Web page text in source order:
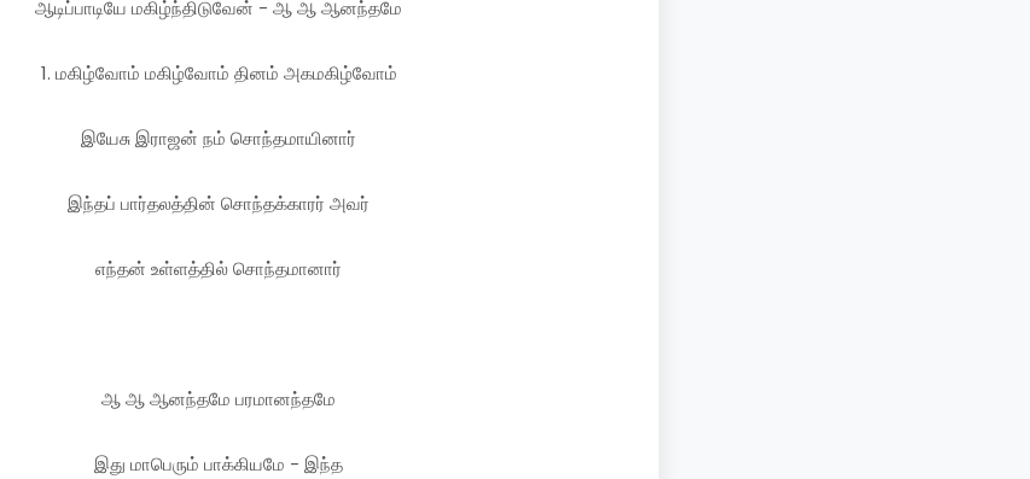
ஆடிப்பாடியே மகிழ்ந்திடுவேன் - ஆ ஆ ஆனந்தமே
1. மகிழ்வோம் மகிழ்வோம் தினம் அகமகிழ்வோம்
இயேசு இராஜன் நம் சொந்தமாயினார்
இந்தப் பார்தலத்தின் சொந்தக்காரர் அவர்
எந்தன் உள்ளத்தில் சொந்தமானார்
ஆ ஆ ஆனந்தமே பரமானந்தமே
இது மாபெரும் பாக்கியமே - இந்த